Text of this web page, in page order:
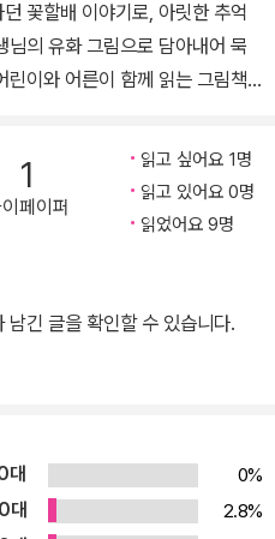
꽃할배 이야기로, 아릿한 추억
의 유화 그림으로 담아내어 묵
이와 어른이 함께 읽는 그림책
만 담배 연기도 꽃으로 피어 날아
배가 되기까지. 풀꽃들과 함께
욱 깊은 여운을 전하는 그림책,
는 몰랐지만 뒤늦게에서야 알
여린 감성을 지녔던 아버지의
추억의 감정 곡선을 짧은 글로
함께 읽으며 세대를 뛰어넘는
께 유년의 경험을 이야기하고 소
것입니다. 또한 우리네 들녘의
1
페이퍼
읽고 싶어요 1명
읽고 있어요 0명
읽었어요 9명
긴 글을 확인할 수 있습니다.
대
0%
대
2.8%